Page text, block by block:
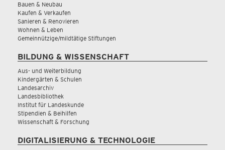
Bauen & Neubau
Kaufen & Verkaufen
Sanieren & Renovieren
Wohnen & Leben
Gemeinnützige/mildtätige Stiftungen
BILDUNG & WISSENSCHAFT
Aus- und Weiterbildung
Kindergärten & Schulen
Landesarchiv
Landesbibliothek
Institut für Landeskunde
Stipendien & Beihilfen
Wissenschaft & Forschung
DIGITALISIERUNG & TECHNOLOGIE